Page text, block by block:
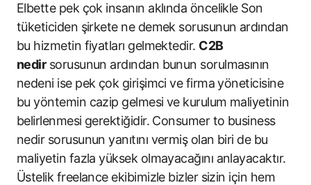
Elbette pek çok insanın aklında öncelikle Son
tüketiciden şirkete ne demek sorusunun ardından
bu hizmetin fiyatları gelmektedir. C2B
nedirsorusunun ardından bunun sorulmasının
nedeni ise pek çok girişimci ve firma yöneticisine
bu yöntemin cazip gelmesi ve kurulum maliyetinin
belirlenmesi gerektiğidir. Consumer to business
nedir sorusunun yanıtını vermiş olan biri de bu
maliyetin fazla yüksek olmayacağını anlayacaktır.
Üstelik freelance ekibimizle bizler sizin için hem